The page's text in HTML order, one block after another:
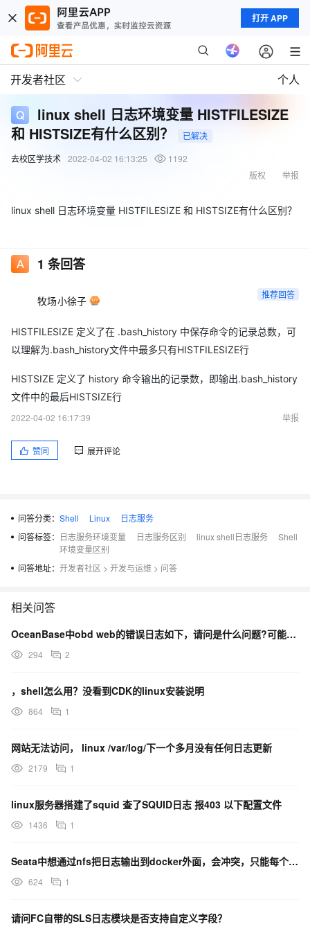
打开 APP
开发者社区 个人
linux shell 日志环境变量 HISTFILESIZE
和 HISTSIZE有什么区别？
已解决
去校区学技术 2022-04-02 16:13:25
1192
举报
版权
linux shell 日志环境变量 HISTFILESIZE 和 HISTSIZE有什么区别？
1 条回答
牧场小徐子 推荐回答
HISTFILESIZE 定义了在 .bash_history 中保存命令的记录总数，可
以理解为.bash_history文件中最多只有HISTFILESIZE行
HISTSIZE 定义了 history 命令输出的记录数，即输出.bash_history
文件中的最后HISTSIZE行
2022-04-02 16:17:39
举报
赞同 展开评论
问答分类： Shell Linux
日志服务
问答标签： 日志服务环境变量 日志服务区别 linux shell日志服务
Shell
环境变量区别
问答地址： 开发者社区 > 开发与运维 > 问答
相关问答
OceanBase中obd web的错误日志如下，请问是什么问题?可能是卸载没干净，有哪里环境变量没
294 2
，shell怎么用？没看到CDK的linux安装说明
864 1
网站无法访问， linux /var/log/下一个多月没有任何日志更新
2179 1
linux服务器搭建了squid 查了SQUID日志 报403 以下配置文件
1436 1
Seata中想通过nfs把日志输出到docker外面，会冲突，只能每个实例的日志文件不同名称对吗？
624 1
请问FC自带的SLS日志模块是否支持自定义字段？